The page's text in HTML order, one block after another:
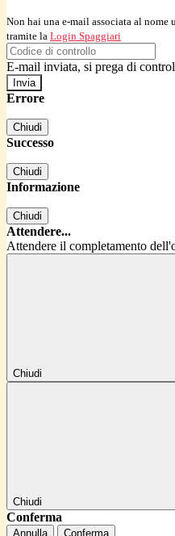
Non hai una e-mail associata al nome
tramite la Login Spaggiari
E-mail inviata, si prega di
Errore
Chiudi
Successo
Chiudi
Informazione
Chiudi
Attendere...
Attendere il completamento
Chiudi
Chiudi
Conferma
Annulla Conferma